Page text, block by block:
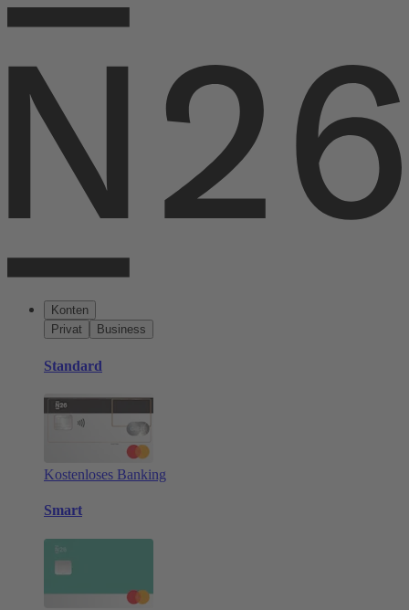
Konten
Privat
Business
Standard
Kostenloses Banking
Smart